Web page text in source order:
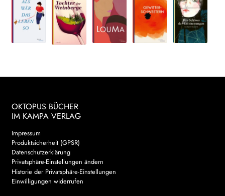
OKTOPUS BÜCHER
IM KAMPA VERLAG
Impressum
Produktsicherheit (GPSR)
Datenschutzerklärung
Privatsphäre-Einstellungen ändern
Historie der Privatsphäre-Einstellungen
Einwilligungen widerrufen